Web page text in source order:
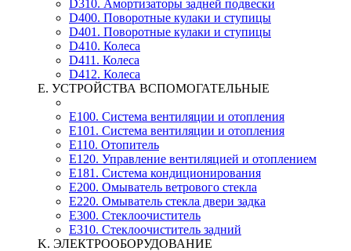
D310. Амортизаторы задней подвески
D400. Поворотные кулаки и ступицы
D401. Поворотные кулаки и ступицы
D410. Колеса
D411. Колеса
D412. Колеса
E. УСТРОЙСТВА ВСПОМОГАТЕЛЬНЫЕ
E100. Система вентиляции и отопления
E101. Система вентиляции и отопления
E110. Отопитель
E120. Управление вентиляцией и отоплением
E181. Система кондиционирования
E200. Омыватель ветрового стекла
E220. Омыватель стекла двери задка
E300. Стеклоочиститель
E310. Стеклоочиститель задний
K. ЭЛЕКТРООБОРУДОВАНИЕ